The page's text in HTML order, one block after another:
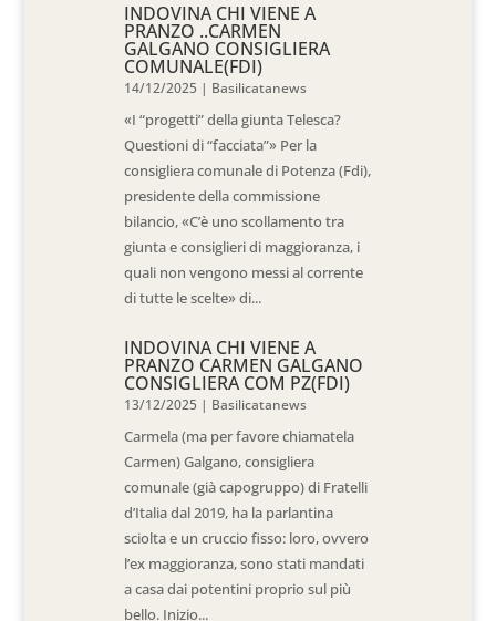
INDOVINA CHI VIENE A
PRANZO ..CARMEN
GALGANO CONSIGLIERA
COMUNALE(FDI)
14/12/2025 | Basilicatanews
«I “progetti” della giunta Telesca?
Questioni di “facciata”» Per la
consigliera comunale di Potenza (Fdi),
presidente della commissione
bilancio, «C’è uno scollamento tra
giunta e consiglieri di maggioranza, i
quali non vengono messi al corrente
di tutte le scelte» di...
INDOVINA CHI VIENE A
PRANZO CARMEN GALGANO
CONSIGLIERA COM PZ(FDI)
13/12/2025 | Basilicatanews
Carmela (ma per favore chiamatela
Carmen) Galgano, consigliera
comunale (già capogruppo) di Fratelli
d’Italia dal 2019, ha la parlantina
sciolta e un cruccio fisso: loro, ovvero
l’ex maggioranza, sono stati mandati
a casa dai potentini proprio sul più
bello. Inizio...